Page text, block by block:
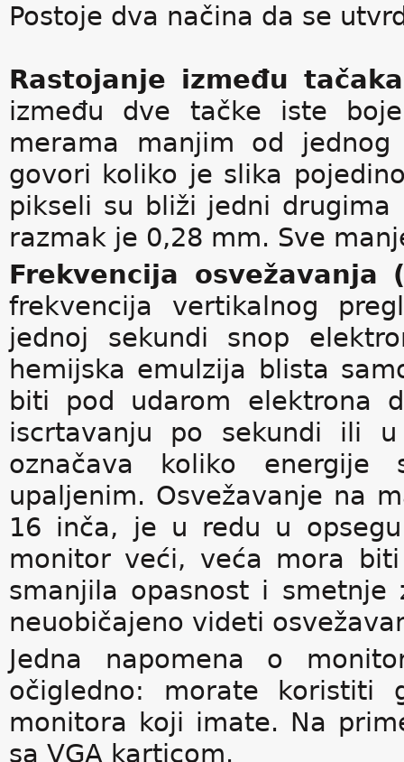
Postoje dva načina da se
Rastojanje između
između dve tačke iste
merama manjim od
govori koliko je slika
pikseli su bliži jedni
razmak je 0,28 mm. Sve
Frekvencija osvežavanja
frekvencija vertikalnog
jednoj sekundi snop
hemijska emulzija blista
biti pod udarom elektrona
iscrtavanju po sekundi ili u
označava koliko
upaljenim. Osvežavanje na
16 inča, je u redu u
monitor veći, veća mora
smanjila opasnost i
neuobičajeno videti
Jedna napomena o
očigledno: morate koristiti
monitora koji imate. Na
sa VGA karticom.